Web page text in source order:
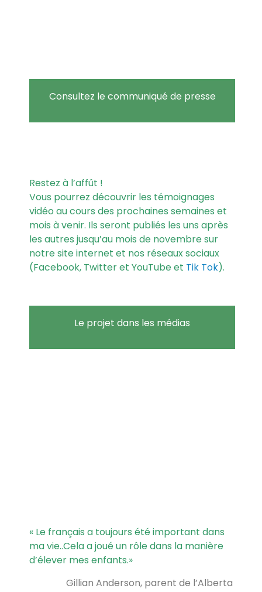
Consultez le communiqué de presse
Restez à l’affût !
Vous pourrez découvrir les témoignages
vidéo au cours des prochaines semaines et
mois à venir. Ils seront publiés les uns après
les autres jusqu’au mois de novembre sur
notre site internet et nos réseaux sociaux
(Facebook, Twitteret YouTubeet Tik Tok).
Le projet dans les médias
« Le français a toujours été important dans
ma vie..Cela a joué un rôle dans la manière
d’élever mes enfants.»
Gillian Anderson, parent de l’Alberta